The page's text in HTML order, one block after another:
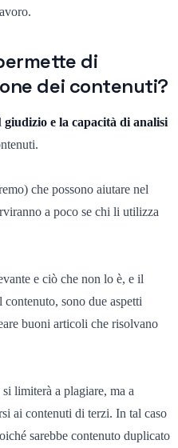
di
dei contenuti?
giudizio e la capacità di analisi
che possono aiutare nel
a poco se chi li utilizza
e ciò che non lo è, e il
sono due aspetti
buoni articoli che risolvano
limiterà a plagiare, ma a
ai contenuti di terzi. In tal caso
sarebbe contenuto duplicato